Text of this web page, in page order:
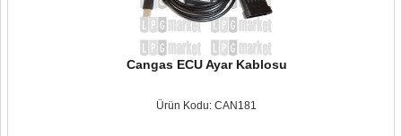
Cangas ECU Ayar Kablosu
Ürün Kodu: CAN181